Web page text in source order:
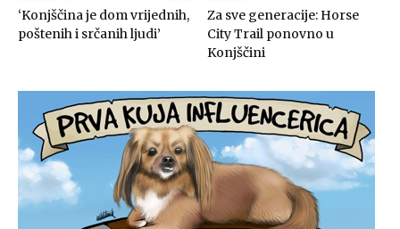
‘Konjščina je dom vrijednih,
poštenih i srčanih ljudi’
Za sve generacije: Horse
City Trail ponovno u
Konjščini